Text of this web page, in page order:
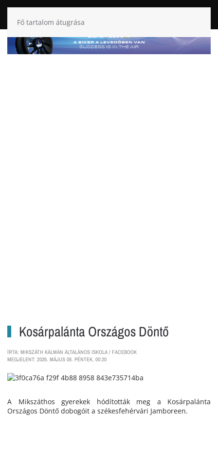
Fő tartalom átugrása
Kosárpalánta Országos Döntő
ÍRTA: MIKSZÁTH KÁLMÁN ÁLTALÁNOS ISKOLA / FACEBOOK
MEGJELENT: 2026. MÁJUS 08. PÉNTEK, 00:20
A Mikszáthos gyerekek hódították meg a Kosárpalánta
Országos Döntő dobogóit a székesfehérvári Jamboreen.